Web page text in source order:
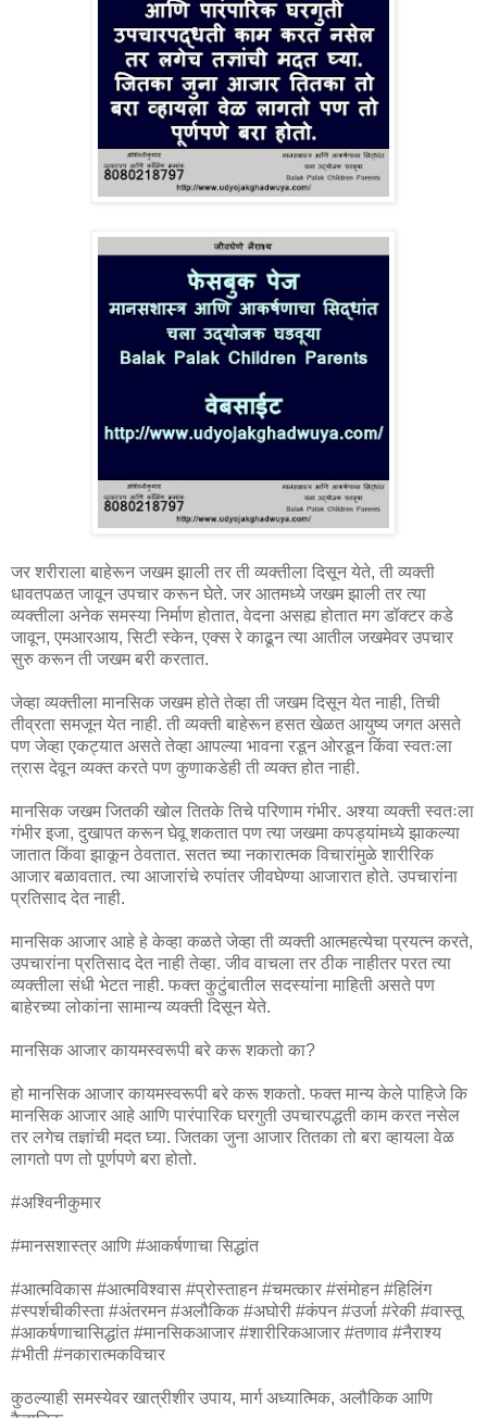
जर शरीराला बाहेरून जखम झाली तर ती व्यक्तीला दिसून येते, ती व्यक्ती
धावतपळत जावून उपचार करून घेते. जर आतमध्ये जखम झाली तर त्या
व्यक्तीला अनेक समस्या निर्माण होतात, वेदना असह्य होतात मग डॉक्टर कडे
जावून, एमआरआय, सिटी स्केन, एक्स रे काढून त्या आतील जखमेवर उपचार
सुरु करून ती जखम बरी करतात.
जेव्हा व्यक्तीला मानसिक जखम होते तेव्हा ती जखम दिसून येत नाही, तिची
तीव्रता समजून येत नाही. ती व्यक्ती बाहेरून हसत खेळत आयुष्य जगत असते
पण जेव्हा एकट्यात असते तेव्हा आपल्या भावना रडून ओरडून किंवा स्वतःला
त्रास देवून व्यक्त करते पण कुणाकडेही ती व्यक्त होत नाही.
मानसिक जखम जितकी खोल तितके तिचे परिणाम गंभीर. अश्या व्यक्ती स्वतःला
गंभीर इजा, दुखापत करून घेवू शकतात पण त्या जखमा कपड्यांमध्ये झाकल्या
जातात किंवा झाकून ठेवतात. सतत च्या नकारात्मक विचारांमुळे शारीरिक
आजार बळावतात. त्या आजारांचे रुपांतर जीवघेण्या आजारात होते. उपचारांना
प्रतिसाद देत नाही.
मानसिक आजार आहे हे केव्हा कळते जेव्हा ती व्यक्ती आत्महत्येचा प्रयत्न करते,
उपचारांना प्रतिसाद देत नाही तेव्हा. जीव वाचला तर ठीक नाहीतर परत त्या
व्यक्तीला संधी भेटत नाही. फक्त कुटुंबातील सदस्यांना माहिती असते पण
बाहेरच्या लोकांना सामान्य व्यक्ती दिसून येते.
मानसिक आजार कायमस्वरूपी बरे करू शकतो का?
हो मानसिक आजार कायमस्वरूपी बरे करू शकतो. फक्त मान्य केले पाहिजे कि
मानसिक आजार आहे आणि पारंपारिक घरगुती उपचारपद्धती काम करत नसेल
तर लगेच तज्ञांची मदत घ्या. जितका जुना आजार तितका तो बरा व्हायला वेळ
लागतो पण तो पूर्णपणे बरा होतो.
#अश्विनीकुमार
#मानसशास्त्र आणि #आकर्षणाचा सिद्धांत
#आत्मविकास #आत्मविश्वास #प्रोस्ताहन #चमत्कार #संमोहन #हिलिंग
#स्पर्शचीकीस्ता #अंतरमन #अलौकिक #अघोरी #कंपन #उर्जा #रेकी #वास्तू
#आकर्षणाचासिद्धांत #मानसिकआजार #शारीरिकआजार #तणाव #नैराश्य
#भीती #नकारात्मकविचार
कुठल्याही समस्येवर खात्रीशीर उपाय, मार्ग अध्यात्मिक, अलौकिक आणि